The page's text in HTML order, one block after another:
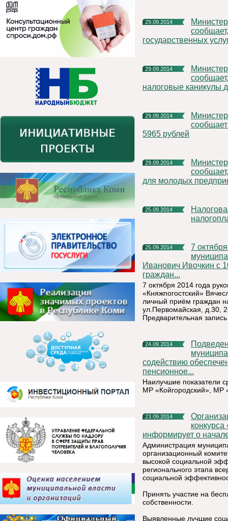
29.09.2014
Министерство экономического развития Республики Коми
государственных
29.09.2014
Министерство экономического развития Республики Коми
налоговые каникулы
29.09.2014
Министерство экономического развития Республики Коми
5965 рублей
29.09.2014
Министерство экономического развития Республики Коми
для молодых
25.09.2014
Налоговая служба проводит Дни открытых дверей для
25.09.2014
7 октября 2014 года руководитель администрации
Иванович Ивочкин с
граждан...
7 октября 2014 года
«Княжпогостский»
личный приём граждан
ул.Первомайская, д.30,
Предварительная
24.09.2014
Подведены промежуточные итоги конкурса «Лучшее
содействию
пенсионное...
Наилучшие показатели
МР «Койгородский», МР
23.09.2014
Организационный комитет по проведению республиканского
информирует о
Администрация
организационный
высокой социальной
регионального этапа
социальной
Принять участие на
собственности.
Выявленные лучшие